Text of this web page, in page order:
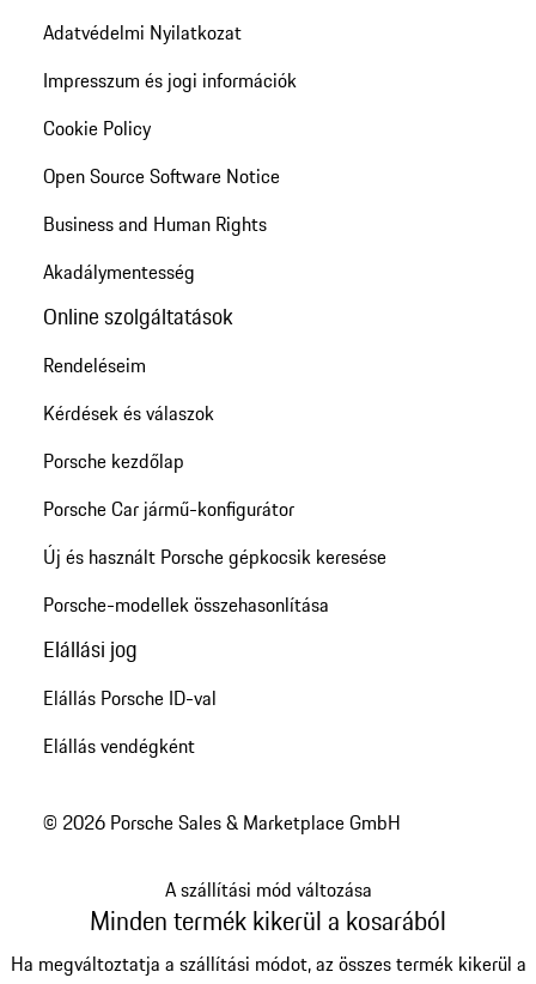
Adatvédelmi Nyilatkozat
Impresszum és jogi információk
Cookie Policy
Open Source Software Notice
Business and Human Rights
Akadálymentesség
Online szolgáltatások
Rendeléseim
Kérdések és válaszok
Porsche kezdőlap
Porsche Car jármű-konfigurátor
Új és használt Porsche gépkocsik keresése
Porsche-modellek összehasonlítása
Elállási jog
Elállás Porsche ID-val
Elállás vendégként
© 2026 Porsche Sales & Marketplace GmbH
A szállítási mód változása
Minden termék kikerül a kosarából
Ha megváltoztatja a szállítási módot, az összes termék kikerül a